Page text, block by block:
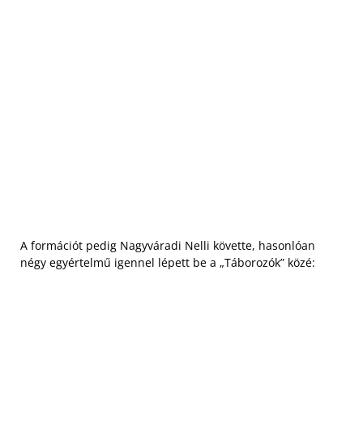
A formációt pedig Nagyváradi Nelli követte, hasonlóan
négy egyértelmű igennel lépett be a „Táborozók” közé: